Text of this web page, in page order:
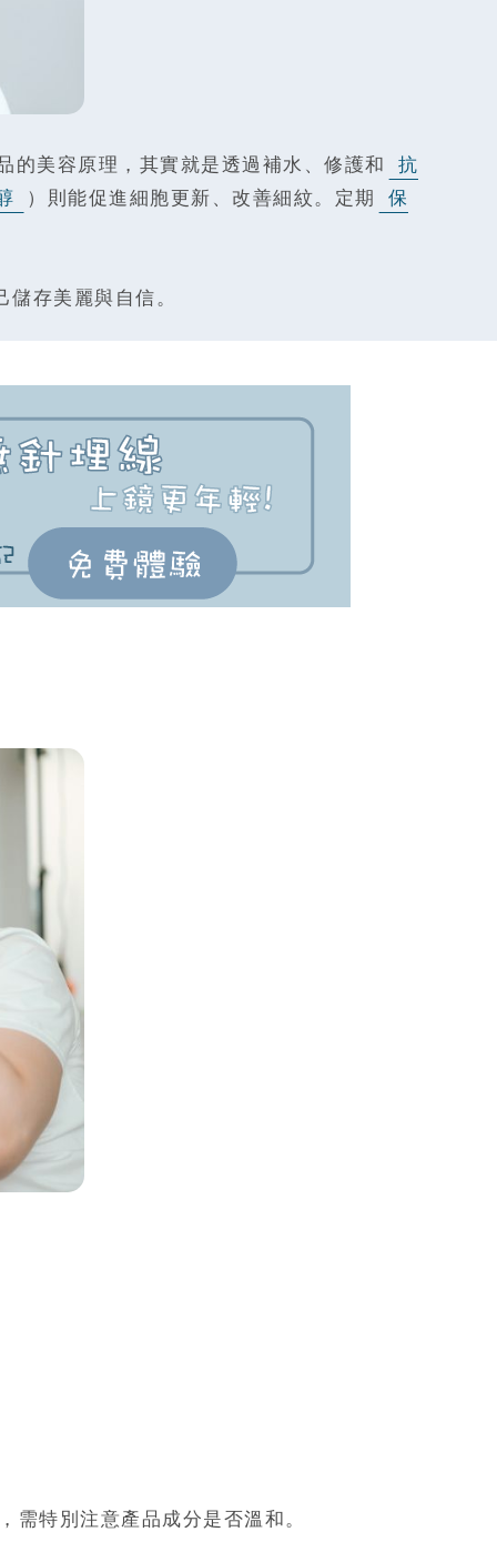
的美容原理，其實就是透過補水、修護和
抗
）則能促進細胞更新、改善細紋。定期 保
存美麗與自信。
特別注意產品成分是否溫和。